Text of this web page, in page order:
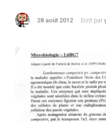
28 août 2012 Ecrit par